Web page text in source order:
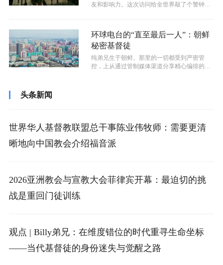
友和影响力。这次访问给全世界敲了个警钟，
环球电台的“直至最后一人”：朝鲜
秘密基督徒
纯弟兄生于朝鲜。那里的一切都受到严密管
控，上从通过管制媒体渠道分享精心编排的叙
头条新闻
世界华人基督教联盟总干事陈业伟牧师：需要更清
晰地向中国教会介绍福音派
2026亚洲教会与宣教大会菲律宾开幕：最迫切的挑
战是重回门徒训练
观点 | Billy弟兄：在维度错位的时代重寻生命坐标
——当代基督徒的身份迷失与觉醒之路